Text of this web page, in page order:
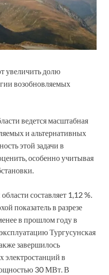
увеличить долю
возобновляемых
ведется масштабная
и альтернативных
этой задачи в
особенно учитывая
составляет 1,12 %.
показатель в разрезе
в прошлом году в
Тургусунская
завершилось
электростанций в
30 МВт. В